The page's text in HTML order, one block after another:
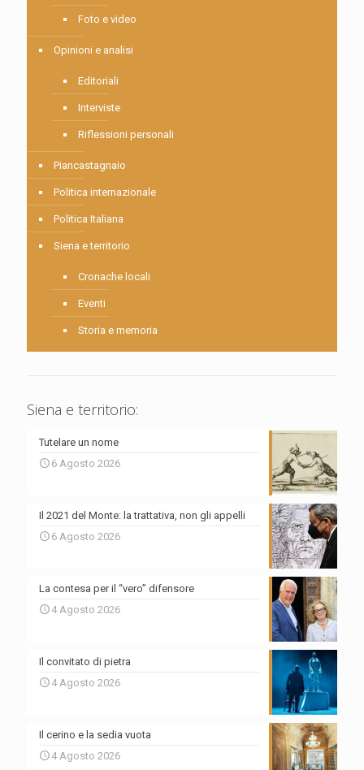
Foto e video
Opinioni e analisi
Editoriali
Interviste
Riflessioni personali
Piancastagnaio
Politica internazionale
Politica Italiana
Siena e territorio
Cronache locali
Eventi
Storia e memoria
Siena e territorio:
Tutelare un nome
6 Agosto 2026
Il 2021 del Monte: la trattativa, non gli appelli
6 Agosto 2026
La contesa per il “vero” difensore
4 Agosto 2026
Il convitato di pietra
4 Agosto 2026
Il cerino e la sedia vuota
4 Agosto 2026